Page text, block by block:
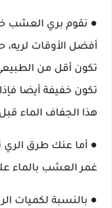
● نقوم بري العشب
أفضل الأوقات لريه،
تكون أقل من الطبيعي
تكون خفيفة أيضا
هذا الجفاف الماء
● أما عنك طرق الري
غمر العشب بالماء
● بالنسبة لكميات